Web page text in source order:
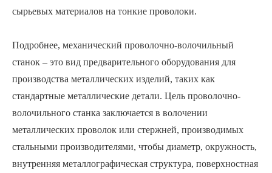
сырьевых материалов на тонкие проволоки.
Подробнее, механический проволочно-волочильный
станок – это вид предварительного оборудования для
производства металлических изделий, таких как
стандартные металлические детали. Цель проволочно-
волочильного станка заключается в волочении
металлических проволок или стержней, производимых
стальными производителями, чтобы диаметр, окружность,
внутренняя металлографическая структура, поверхностная